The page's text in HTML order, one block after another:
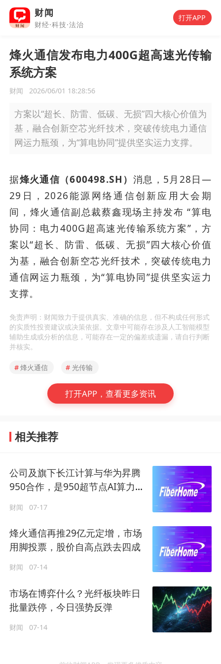
财闻
财经·科技·法治
打开APP
烽火通信发布电力400G超高速光传输
系统方案
财闻 2026/06/01 18:28:56
方案以“超长、防雷、低碳、无损”四大核心价值为
基，融合创新空芯光纤技术，突破传统电力通信
网运力瓶颈，为“算电协同”提供坚实运力支撑。
据烽火通信（600498.SH） 消息，5月28日—
29日，2026能源网络通信创新应用大会期
间，烽火通信副总裁蔡鑫现场主持发布 “算电
协同：电力400G超高速光传输系统方案”，方
案以“超长、防雷、低碳、无损”四大核心价值
为基，融合创新空芯光纤技术，突破传统电力
通信网运力瓶颈，为“算电协同”提供坚实运力
支撑。
免责声明：财闻致力于提供真实、准确的信息，但不构成任何形式
的实质性投资建议或决策依据。文章中可能存在涉及人工智能模型
辅助生成或分析的信息，可能存在一定的偏差或遗漏，请自行判断
并核实。
#烽火通信 # 光传输
打开APP，查看更多资讯
相关推荐
公司及旗下长江计算与华为昇腾
950合作，是950超节点AI算力整
财闻 07-17
烽火通信再推29亿元定增，市场
用脚投票，股价自高点跌去四成
财闻 07-14
市场在博弈什么？光纤板块昨日
批量跌停，今日强势反弹
财闻 07-14